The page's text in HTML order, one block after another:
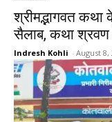
श्रीमद्भागवत
सैलाब, कथा श्रवण
Indresh Kohli - August 8,